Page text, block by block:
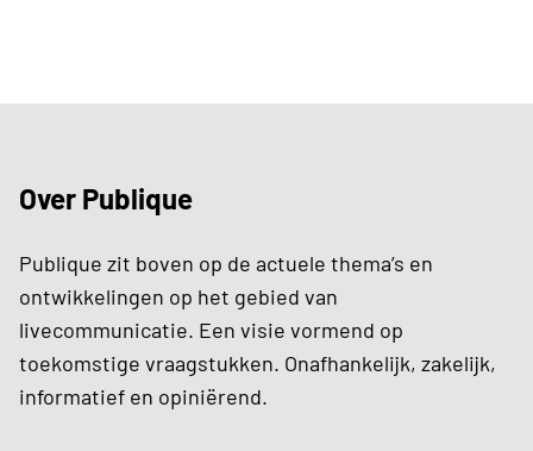
Over Publique
Publique zit boven op de actuele thema’s en
ontwikkelingen op het gebied van
livecommunicatie. Een visie vormend op
toekomstige vraagstukken. Onafhankelijk, zakelijk,
informatief en opiniërend.